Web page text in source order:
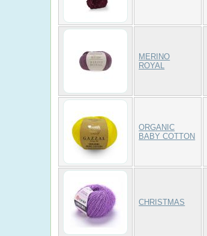
MERINO
ROYAL
ORGANIC
BABY COTTON
CHRISTMAS